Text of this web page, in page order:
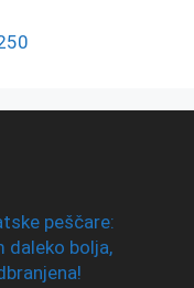
peščare:
daleko bolja,